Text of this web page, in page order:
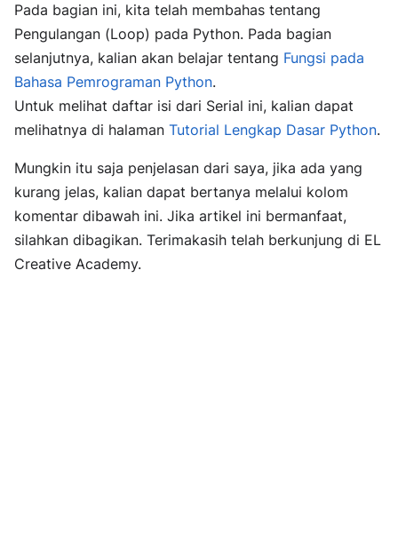
Pada bagian ini, kita telah membahas tentang
Pengulangan (Loop) pada Python. Pada bagian
selanjutnya, kalian akan belajar tentang Fungsi pada
Bahasa Pemrograman Python.
Untuk melihat daftar isi dari Serial ini, kalian dapat
melihatnya di halaman Tutorial Lengkap Dasar Python.
Mungkin itu saja penjelasan dari saya, jika ada yang
kurang jelas, kalian dapat bertanya melalui kolom
komentar dibawah ini. Jika artikel ini bermanfaat,
silahkan dibagikan. Terimakasih telah berkunjung di EL
Creative Academy.